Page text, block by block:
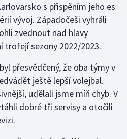
s přispěním jeho es
vývoj. Západočeši vyhráli
zvednout nad hlavy
trofejí sezony 2022/2023.
přesvědčený, že oba týmy v
ještě lepší volejbal.
udělali jsme míň chyb. V
dobré tři servisy a otočili